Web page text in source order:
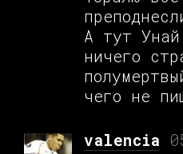
А тут
ничего
чего не
valencia